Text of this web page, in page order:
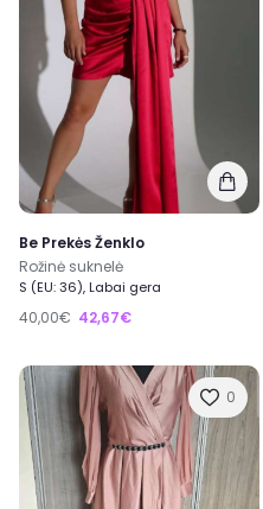
Be Prekės Ženklo
Rožinė suknelė
S (EU: 36), Labai gera
40,00€ 42,67€
0